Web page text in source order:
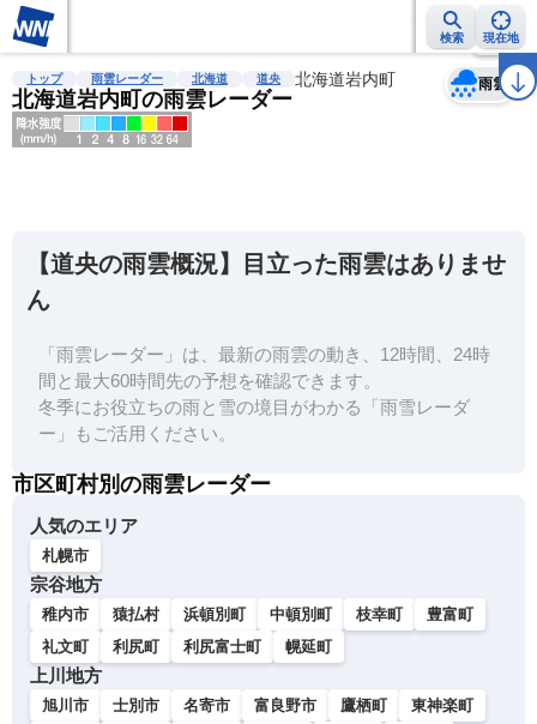
検索 現在地
雨雲レーダー 台風情報 地震情報 警報・注意報 2週間天気 ラ
トップ 雨雲レーダー 北海道 道央 北海道岩内町
北海道岩内町の雨雲レーダー
雨雲
天気 台風
【道央の雨雲概況】目立った雨雲はありませ
ん
「雨雲レーダー」は、最新の雨雲の動き、12時間、24時
間と最大60時間先の予想を確認できます。
冬季にお役立ちの雨と雪の境目がわかる「雨雪レーダ
ー」もご活用ください。
市区町村別の雨雲レーダー
人気のエリア
札幌市
宗谷地方
稚内市 猿払村 浜頓別町 中頓別町 枝幸町
豊富町
礼文町
利尻町 利尻富士町 幌延町
上川地方
旭川市 士別市 名寄市 富良野市 鷹栖町
東神楽町